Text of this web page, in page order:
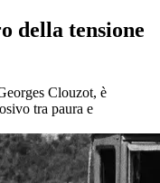
della tensione
Clouzot, è
tra paura e